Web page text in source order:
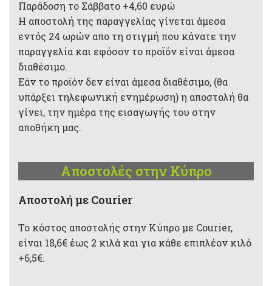
Παράδοση το Σάββατο +4,60 ευρώ
Η αποστολή της παραγγελίας γίνεται άμεσα
εντός 24 ωρών απο τη στιγμή που κάνατε την
παραγγελία και εφόσον το προϊόν είναι άμεσα
διαθέσιμο.
Εάν το προϊόν δεν είναι άμεσα διαθέσιμο, (θα
υπάρξει τηλεφωνική ενημέρωση) η αποστολή θα
γίνει, την ημέρα της εισαγωγής του στην
αποθήκη μας.
Αποστολές στην Κύπρο
Aποστολή με Courier
Το κόστος αποστολής στην Κύπρο με Courier,
είναι 18,6€ έως 2 κιλά και για κάθε επιπλέον κιλό
+6,5€.